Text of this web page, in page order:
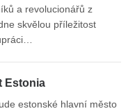
a revolucionářů z
skvělou příležitost
Estonia
estonské hlavní město